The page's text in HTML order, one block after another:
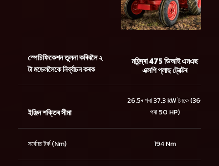
স্পেচিফিকেশন তুলনা কৰিবলৈ ২
টা মডেললৈকে নিৰ্ব্বাচন কৰক
মহিন্দ্ৰা 475 ডিআই এমএছ
এক্সপি প্লাছ ট্ৰেক্টৰ
ইঞ্জিন শক্তিৰ সীমা
26.5ৰ পৰা 37.3 kW লৈকে (36ৰ
পৰা 50 HP)
সৰ্বোচ্চ টৰ্ক (Nm) 194 Nm